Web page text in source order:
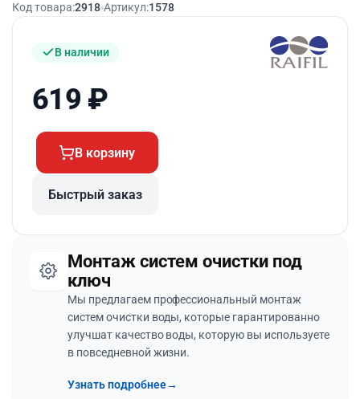
Код товара:2918 Артикул:1578
В наличии
619 ₽
В корзину
Быстрый заказ
Монтаж систем очистки под
ключ
Мы предлагаем профессиональный монтаж
систем очистки воды, которые гарантированно
улучшат качество воды, которую вы используете
в повседневной жизни.
Узнать подробнее→